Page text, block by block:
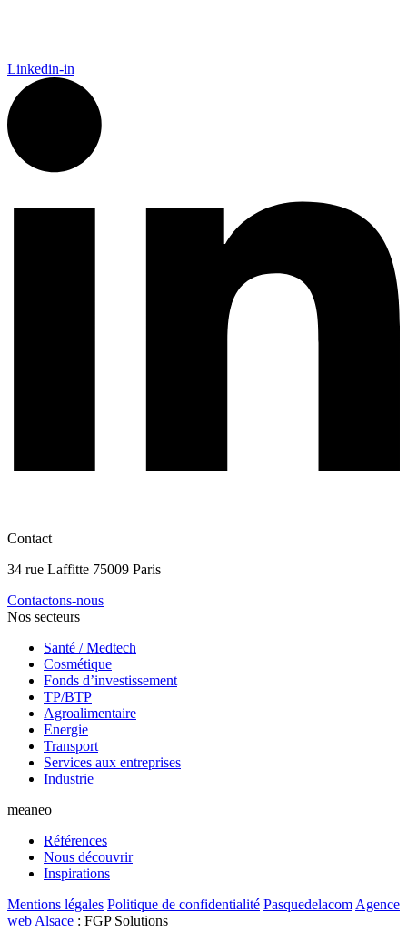
Linkedin-in
Contact
34 rue Laffitte 75009 Paris
Contactons-nous
Nos secteurs
Santé / Medtech
Cosmétique
Fonds d’investissement
TP/BTP
Agroalimentaire
Energie
Transport
Services aux entreprises
Industrie
meaneo
Références
Nous découvrir
Inspirations
Mentions légales Politique de confidentialité Pasquedelacom Agence
web Alsace : FGP Solutions